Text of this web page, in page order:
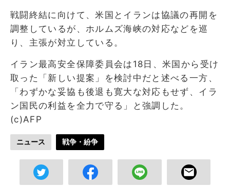
戦闘終結に向けて、米国とイランは協議の再開を
調整しているが、ホルムズ海峡の対応などを巡
り、主張が対立している。
イラン最高安全保障委員会は18日、米国から受け
取った「新しい提案」を検討中だと述べる一方、
「わずかな妥協も後退も寛大な対応もせず、イラ
ン国民の利益を全力で守る」と強調した。
(c)AFP
ニュース 戦争・紛争